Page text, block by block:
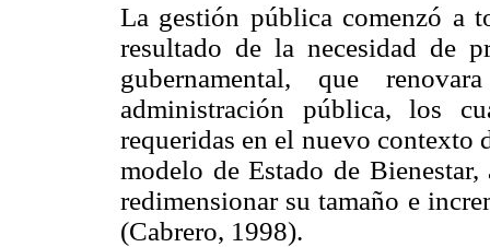
La gestión pública comenzó a
resultado de la necesidad de
gubernamental, que
administración pública, los
requeridas en el nuevo contexto
modelo de Estado de
redimensionar su tamaño e
(Cabrero, 1998).